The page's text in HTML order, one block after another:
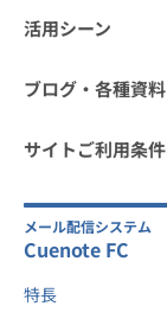
活用シーン
ブログ・各種資料
サイトご利用条件
メール配信システム
Cuenote FC
特長